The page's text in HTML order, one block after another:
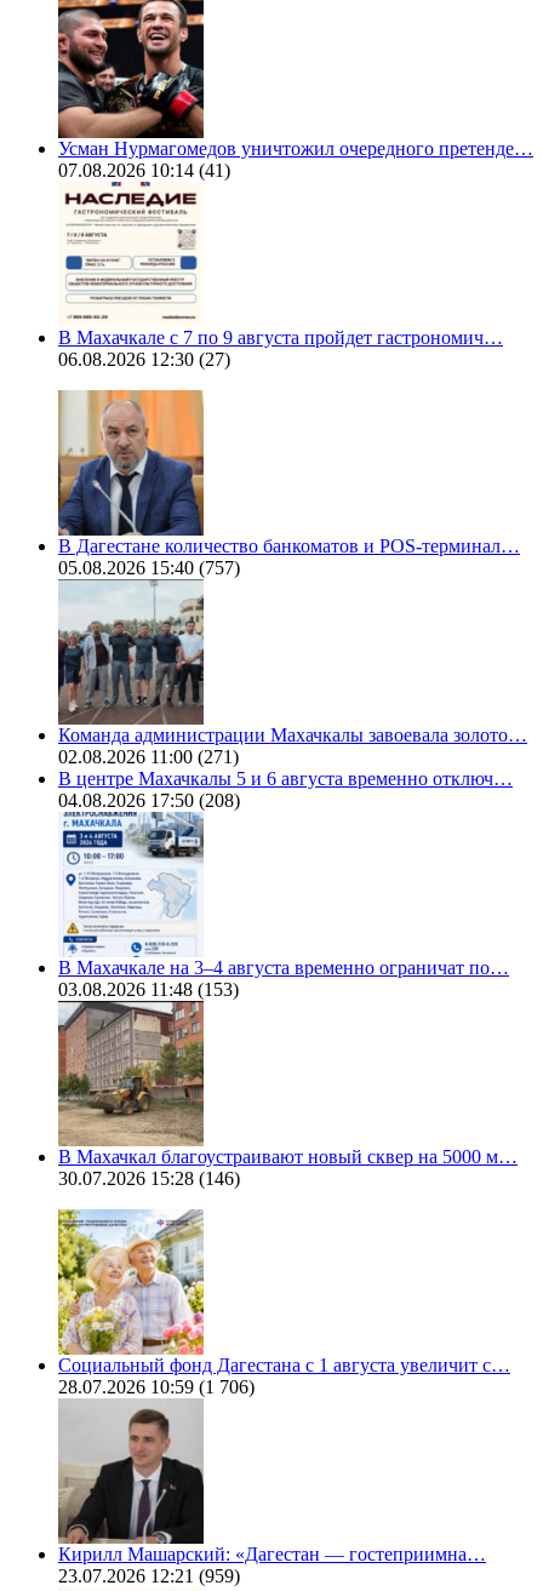
Усман Нурмагомедов уничтожил очередного претенде…
07.08.2026 10:14 (41)
В Махачкале с 7 по 9 августа пройдет гастрономич…
06.08.2026 12:30 (27)
В Дагестане количество банкоматов и POS-терминал…
05.08.2026 15:40 (757)
Команда администрации Махачкалы завоевала золото…
02.08.2026 11:00 (271)
В центре Махачкалы 5 и 6 августа временно отключ…
04.08.2026 17:50 (208)
В Махачкале на 3–4 августа временно ограничат по…
03.08.2026 11:48 (153)
В Махачкал благоустраивают новый сквер на 5000 м…
30.07.2026 15:28 (146)
Социальный фонд Дагестана с 1 августа увеличит с…
28.07.2026 10:59 (1 706)
Кирилл Машарский: «Дагестан — гостеприимна…
23.07.2026 12:21 (959)